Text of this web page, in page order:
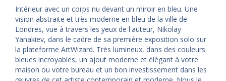
Intérieur avec un corps nu devant un miroir en bleu. Une
vision abstraite et très moderne en bleu de la ville de
Londres, vue à travers les yeux de l'auteur, Nikolay
Yanakiev, dans le cadre de sa première exposition solo sur
la plateforme ArtWizard. Très lumineux, dans des couleurs
bleues incroyables, un ajout moderne et élégant à votre
maison ou votre bureau et un bon investissement dans les